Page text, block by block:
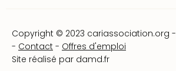
Copyright © 2023 cariassociation.org -
- Contact - Offres d'emploi
Site réalisé par damd.fr